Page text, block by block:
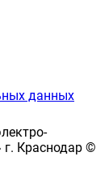
данных
Краснодар ©